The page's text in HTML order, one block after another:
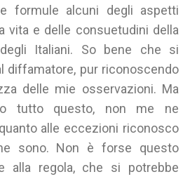
formule alcuni degli aspetti
vita e delle consuetudini della
Italiani. So bene che si
diffamatore, pur riconoscendo
delle mie osservazioni. Ma
tutto questo, non me ne
alle eccezioni riconosco
sono. Non è forse questo
alla regola, che si potrebbe